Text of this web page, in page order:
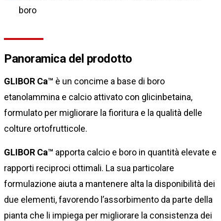
boro
Panoramica del prodotto
GLIBOR Ca™ è un concime a base di boro
etanolammina e calcio attivato con glicinbetaina,
formulato per migliorare la fioritura e la qualità delle
colture ortofrutticole.
GLIBOR Ca™ apporta calcio e boro in quantità elevate e
rapporti reciproci ottimali. La sua particolare
formulazione aiuta a mantenere alta la disponibilità dei
due elementi, favorendo l’assorbimento da parte della
pianta che li impiega per migliorare la consistenza dei